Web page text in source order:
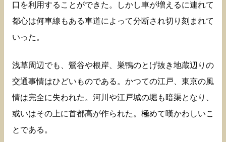
口を利用することができた。しかし車が増えるに連れて
都心は何車線もある車道によって分断され切り刻まれて
いった。
浅草周辺でも、鶯谷や根岸、巣鴨のとげ抜き地蔵辺りの
交通事情はひどいものである。かつての江戸、東京の風
情は完全に失われた。河川や江戸城の堀も暗渠となり、
或いはその上に首都高が作られた。極めて嘆かわしいこ
とである。